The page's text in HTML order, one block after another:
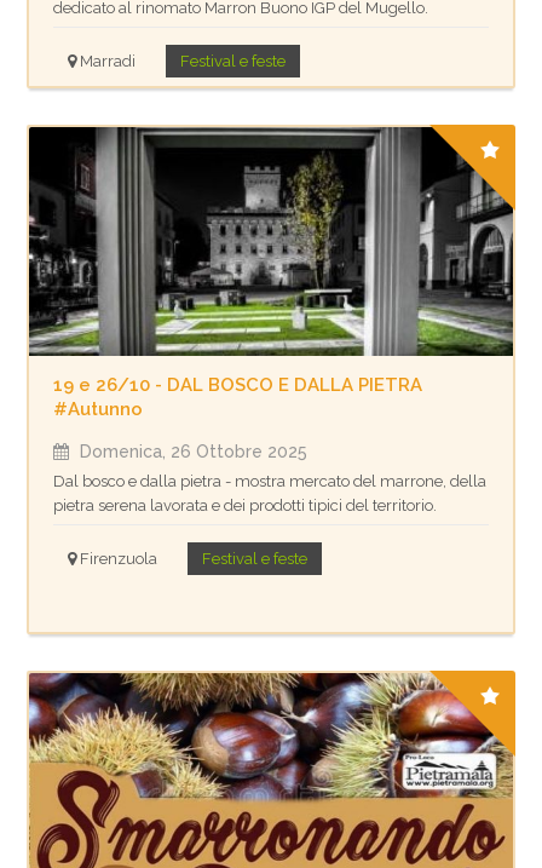
dedicato al rinomato Marron Buono IGP del Mugello.
Marradi Festival e feste
19 e 26/10 - DAL BOSCO E DALLA PIETRA
#Autunno
Domenica, 26 Ottobre 2025
Dal bosco e dalla pietra - mostra mercato del marrone, della
pietra serena lavorata e dei prodotti tipici del territorio.
Firenzuola Festival e feste